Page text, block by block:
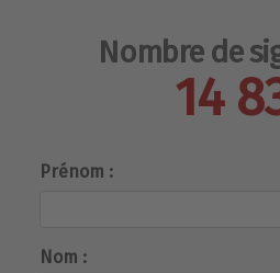
Nombre de
14
Prénom :
Nom :